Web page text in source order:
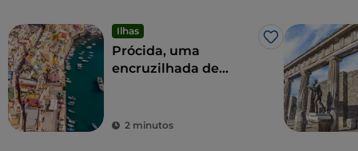
Ilhas
Gosto
Prócida, uma
encruzilhada de
2 minutos